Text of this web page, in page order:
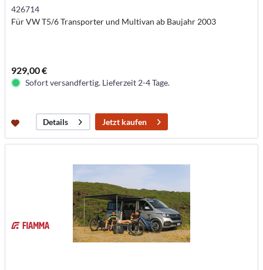
426714
Für VW T5/6 Transporter und Multivan ab Baujahr 2003
929,00 €
Sofort versandfertig. Lieferzeit 2-4 Tage.
Details Jetzt kaufen